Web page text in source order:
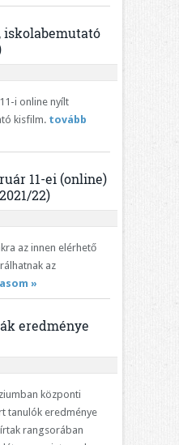
i online nyílt
kisfilm. tovább
11-ei (online)
22)
az innen elérhető
az
»
eredménye
központi
tanulók eredménye
rangsorában